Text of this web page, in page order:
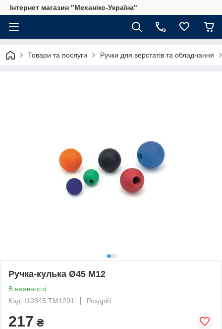
Інтернет магазин "Механікс-Україна"
Товари та послуги Ручки для верстатів та обладнання
Ручка-кулька Ø45 М12
В наявності
Код: I10345.TM1201
Роздріб
217 ₴